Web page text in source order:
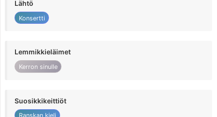
Lähtö
Konsertti
Lemmikkieläimet
Kerron sinulle
Suosikkikeittiöt
Ranskan kieli